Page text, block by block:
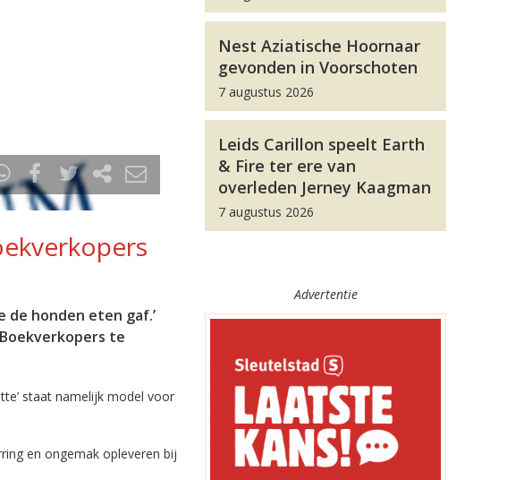
de honden eten gaf.’
te
staat namelijk model voor
en ongemak opleveren bij
Nest Aziatische Hoornaar
gevonden in Voorschoten
7 augustus 2026
Leids Carillon speelt Earth
& Fire ter ere van
overleden Jerney Kaagman
7 augustus 2026
Advertentie